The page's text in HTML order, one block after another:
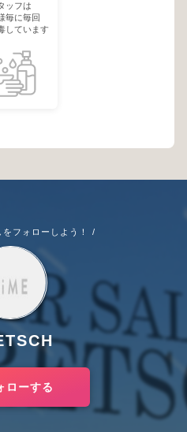
ッフは
毎に毎回
しています
フォローしよう！ /
ローする